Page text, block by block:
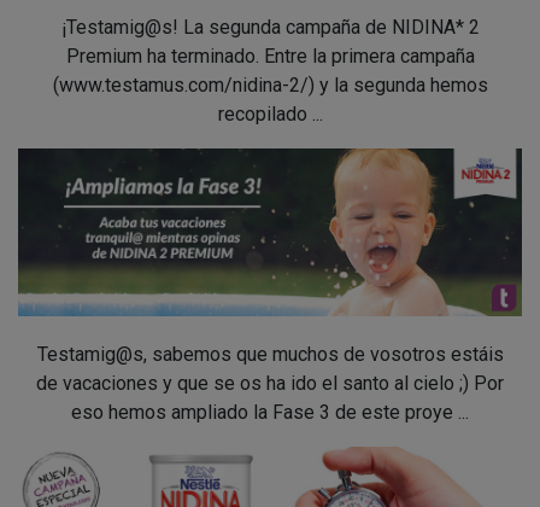
¡Testamig@s! La segunda campaña de NIDINA* 2
Premium ha terminado. Entre la primera campaña
(www.testamus.com/nidina-2/) y la segunda hemos
recopilado ...
Testamig@s, sabemos que muchos de vosotros estáis
de vacaciones y que se os ha ido el santo al cielo ;) Por
eso hemos ampliado la Fase 3 de este proye ...